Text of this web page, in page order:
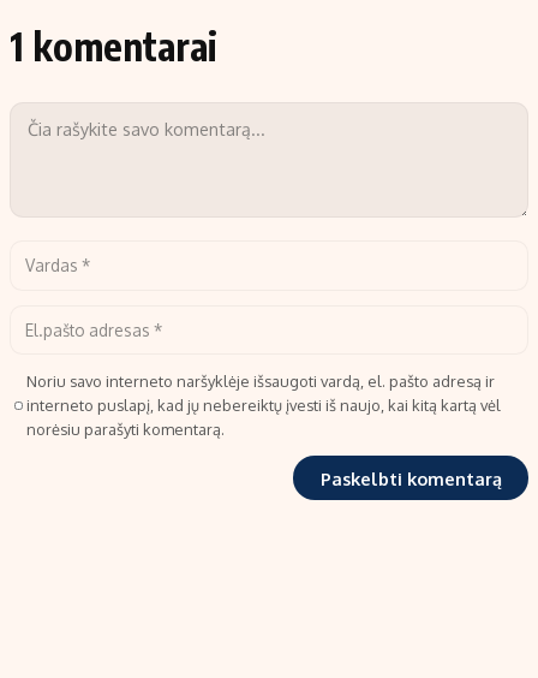
1 komentarai
Noriu savo interneto naršyklėje išsaugoti vardą, el. pašto adresą ir
interneto puslapį, kad jų nebereiktų įvesti iš naujo, kai kitą kartą vėl
norėsiu parašyti komentarą.